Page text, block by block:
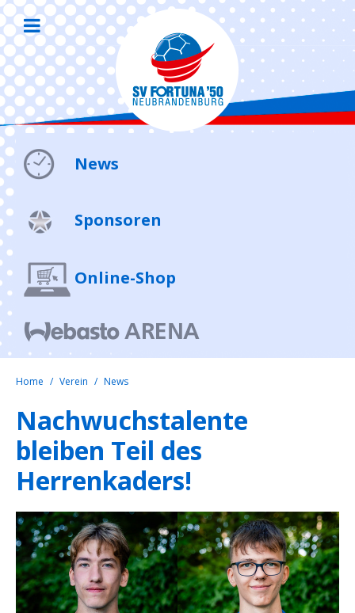
News
Sponsoren
Online-Shop
Home Verein News
Nachwuchstalente
bleiben Teil des
Herrenkaders!